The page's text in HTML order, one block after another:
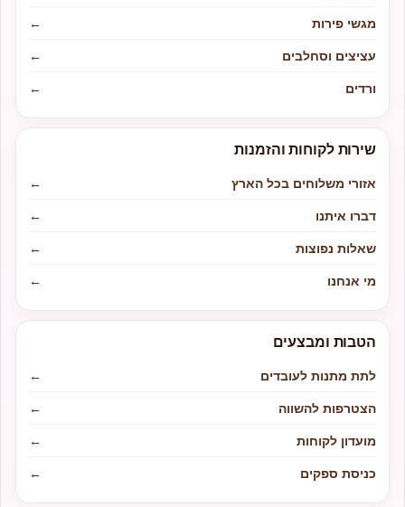
מגשי פירות
←
עציצים וסחלבים
←
ורדים
←
שירות לקוחות והזמנות
אזורי משלוחים בכל הארץ
←
דברו איתנו
←
שאלות נפוצות
←
מי אנחנו
←
הטבות ומבצעים
לתת מתנות לעובדים
←
הצטרפות להשווה
←
מועדון לקוחות
←
כניסת ספקים
←